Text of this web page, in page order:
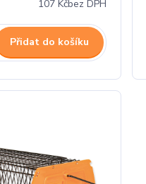
107 Kčbez DPH
Přidat do košíku